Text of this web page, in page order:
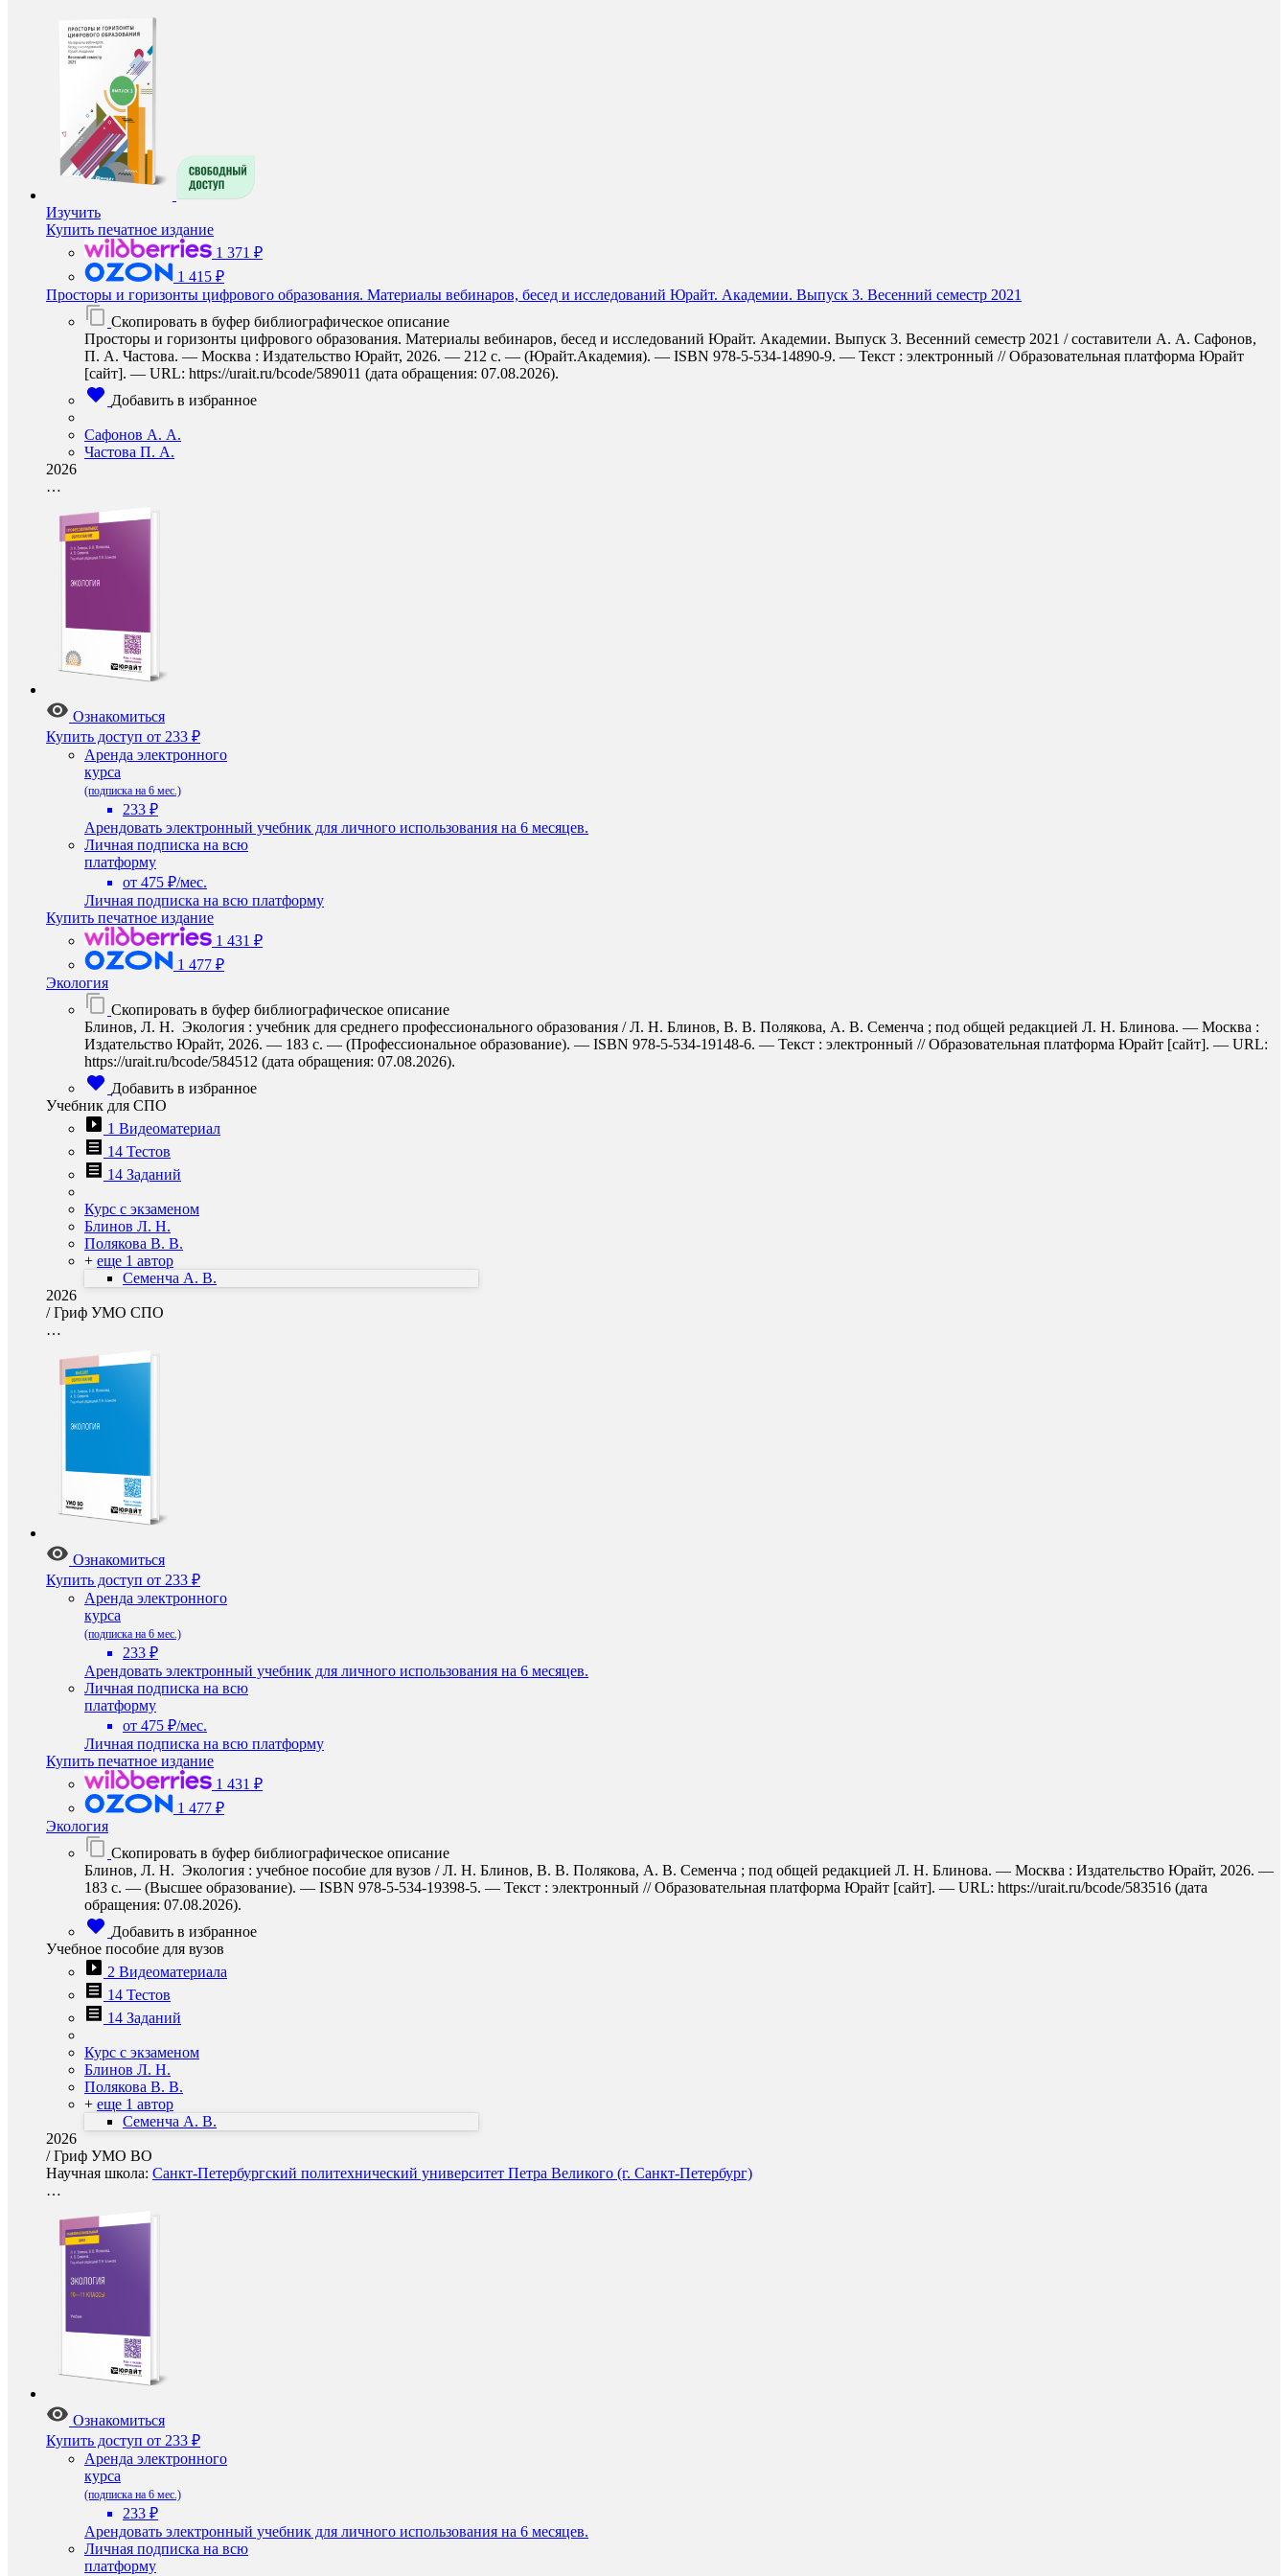
Изучить
Купить печатное издание
1 371 ₽
1 415 ₽
Просторы и горизонты цифрового образования. Материалы вебинаров, бесед и исследований Юрайт. Академии. Выпуск 3. Весенний семестр 2021
Скопировать в буфер библиографическое описание
Просторы и горизонты цифрового образования. Материалы вебинаров, бесед и исследований Юрайт. Академии. Выпуск 3. Весенний семестр 2021 / составители А. А. Сафонов,
П. А. Частова. — Москва : Издательство Юрайт, 2026. — 212 с. — (Юрайт.Академия). — ISBN 978-5-534-14890-9. — Текст : электронный // Образовательная платформа Юрайт
[сайт]. — URL: https://urait.ru/bcode/589011 (дата обращения: 07.08.2026).
Добавить в избранное
Сафонов А. А.
Частова П. А.
2026
…
Ознакомиться
Купить доступ от 233 ₽
Аренда электронного
курса
(подписка на 6 мес.)
233 ₽
Арендовать электронный учебник для личного использования на 6 месяцев.
Личная подписка на всю
платформу
от 475 ₽/мес.
Личная подписка на всю платформу
Купить печатное издание
1 431 ₽
1 477 ₽
Экология
Скопировать в буфер библиографическое описание
Блинов, Л. Н. Экология : учебник для среднего профессионального образования / Л. Н. Блинов, В. В. Полякова, А. В. Семенча ; под общей редакцией Л. Н. Блинова. — Москва :
Издательство Юрайт, 2026. — 183 с. — (Профессиональное образование). — ISBN 978-5-534-19148-6. — Текст : электронный // Образовательная платформа Юрайт [сайт]. — URL:
https://urait.ru/bcode/584512 (дата обращения: 07.08.2026).
Добавить в избранное
Учебник для СПО
1 Видеоматериал
14 Тестов
14 Заданий
Курс с экзаменом
Блинов Л. Н.
Полякова В. В.
+ еще 1 автор
Семенча А. В.
2026
/Гриф УМО СПО
…
Ознакомиться
Купить доступ от 233 ₽
Аренда электронного
курса
(подписка на 6 мес.)
233 ₽
Арендовать электронный учебник для личного использования на 6 месяцев.
Личная подписка на всю
платформу
от 475 ₽/мес.
Личная подписка на всю платформу
Купить печатное издание
1 431 ₽
1 477 ₽
Экология
Скопировать в буфер библиографическое описание
Блинов, Л. Н. Экология : учебное пособие для вузов / Л. Н. Блинов, В. В. Полякова, А. В. Семенча ; под общей редакцией Л. Н. Блинова. — Москва : Издательство Юрайт, 2026. —
183 с. — (Высшее образование). — ISBN 978-5-534-19398-5. — Текст : электронный // Образовательная платформа Юрайт [сайт]. — URL: https://urait.ru/bcode/583516 (дата
обращения: 07.08.2026).
Добавить в избранное
Учебное пособие для вузов
2 Видеоматериала
14 Тестов
14 Заданий
Курс с экзаменом
Блинов Л. Н.
Полякова В. В.
+ еще 1 автор
Семенча А. В.
2026
/Гриф УМО ВО
Научная школа: Санкт-Петербургский политехнический университет Петра Великого (г. Санкт-Петербург)
…
Ознакомиться
Купить доступ от 233 ₽
Аренда электронного
курса
(подписка на 6 мес.)
233 ₽
Арендовать электронный учебник для личного использования на 6 месяцев.
Личная подписка на всю
платформу